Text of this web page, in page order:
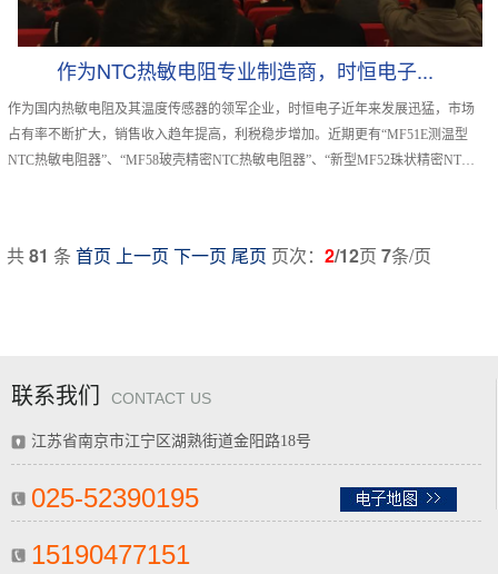
作为NTC热敏电阻专业制造商，时恒电子...
作为国内热敏电阻及其温度传感器的领军企业，时恒电子近年来发展迅猛，市场
占有率不断扩大，销售收入趋年提高，利税稳步增加。近期更有“MF51E测温型
NTC热敏电阻器”、“MF58玻壳精密NTC热敏电阻器”、“新型MF52珠状精密NTC
共81 条 首页 上一页 下一页 尾页 页次： 2/12页 7条/页
联系我们 CONTACT US
江苏省南京市江宁区湖熟街道金阳路18号
025-52390195
15190477151